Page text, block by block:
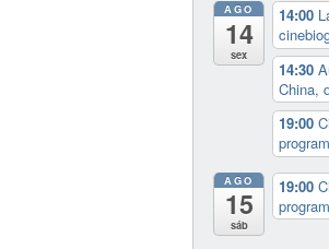
AGO
14
sex
14:00
14:30
China,
19:00
AGO
15
sáb
19:00